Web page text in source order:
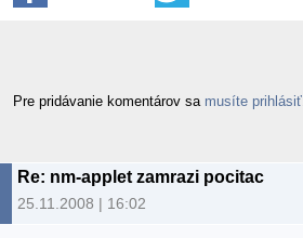
Pre pridávanie komentárov sa musíte prihlásiť
Re: nm-applet zamrazi pocitac
25.11.2008 | 16:02